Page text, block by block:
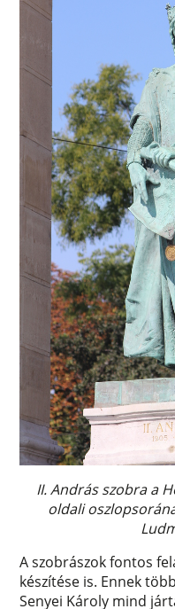
II. András szobra a
oldali
A szobrászok fontos
készítése is. Ennek
Senyei Károly mind